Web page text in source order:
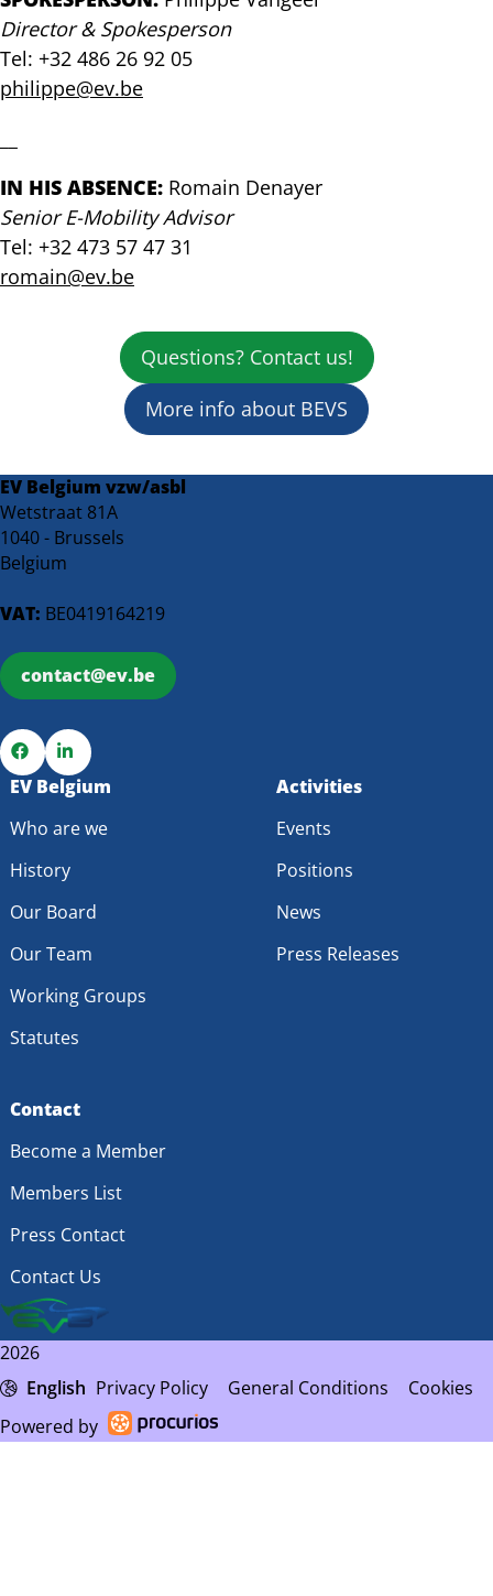
ingebruikname
van
de
eerste
laadpalen
Director & Spokesperson
Tel: +32 486 26 92 05
philippe@ev.be
IN HIS ABSENCE: Romain Denayer
Senior E-Mobility Advisor
Tel: +32 473 57 47 31
romain@ev.be
Questions? Contact us!
More info about BEVS
EV Belgium vzw/asbl
Wetstraat 81A
1040 - Brussels
Belgium
VAT: BE0419164219
contact@ev.be
Go
Facebook
Go
LinkedIn
EV Belgium
Who are we
History
Our Board
Our Team
Working Groups
Statutes
Activities
Events
Positions
News
Press Releases
Contact
Become a Member
Members List
Press Contact
Contact Us
2026
English Privacy Policy General Conditions
Cookies
Powered by